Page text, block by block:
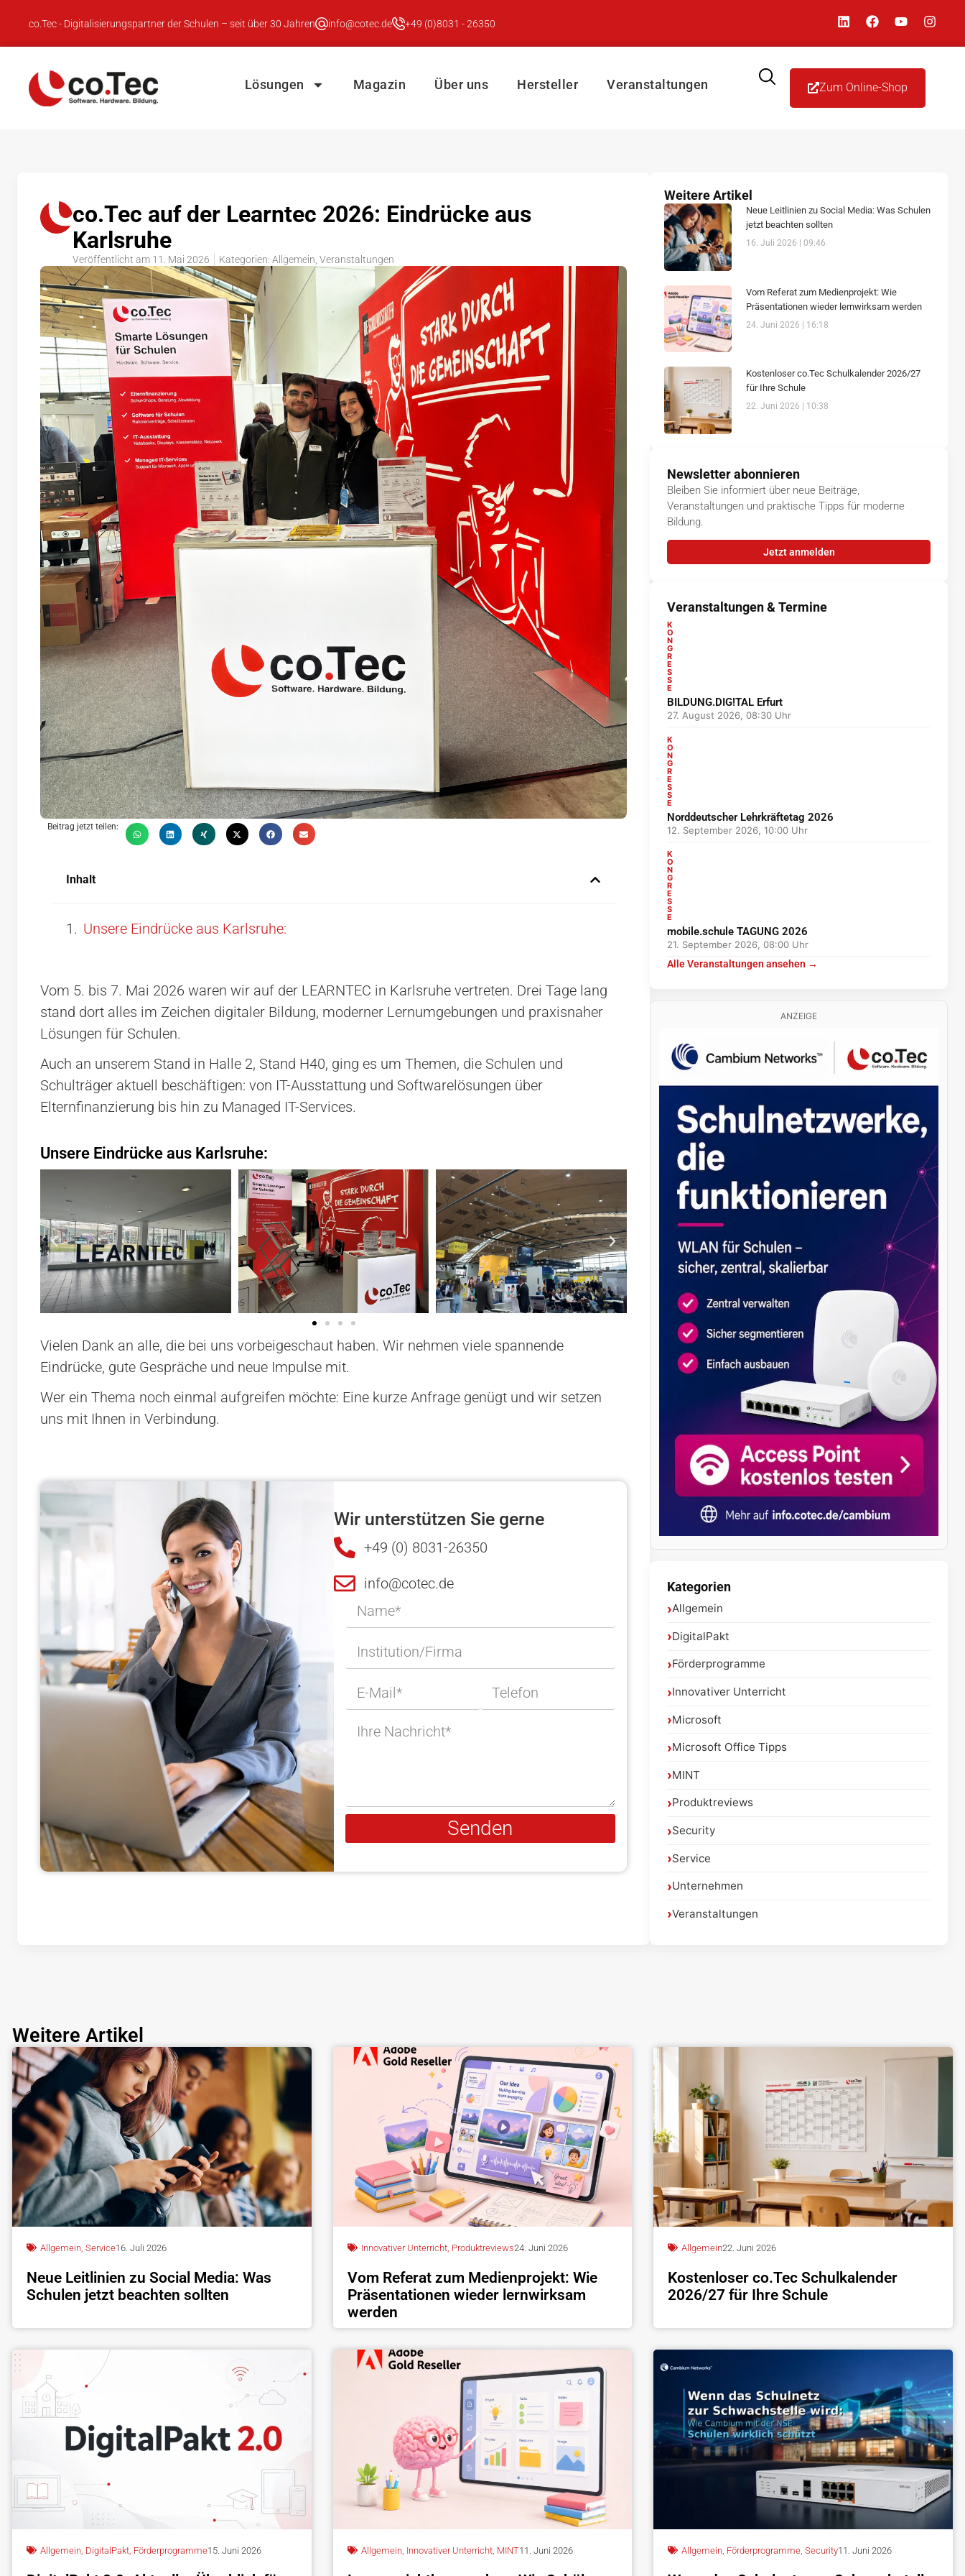
co.Tec - Digitalisierungspartner der Schulen – seit über 30 Jahren info@cotec.de +49 (0)8031 - 26350
Lösungen Magazin Über uns Hersteller Veranstaltungen Zum Online-Shop
co.Tec auf der Learntec 2026: Eindrücke aus
Karlsruhe
Veröffentlicht am 11. Mai 2026 Kategorien: Allgemein ,Veranstaltungen
Beitrag jetzt teilen:
Inhalt
Unsere Eindrücke aus Karlsruhe:
Vom 5. bis 7. Mai 2026 waren wir auf der LEARNTEC in Karlsruhe vertreten. Drei Tage lang
stand dort alles im Zeichen digitaler Bildung, moderner Lernumgebungen und praxisnaher
Lösungen für Schulen.
Auch an unserem Stand in Halle 2, Stand H40, ging es um Themen, die Schulen und
Schulträger aktuell beschäftigen: von IT-Ausstattung und Softwarelösungen über
Elternfinanzierung bis hin zu Managed IT-Services.
Unsere Eindrücke aus Karlsruhe:
Vielen Dank an alle, die bei uns vorbeigeschaut haben. Wir nehmen viele spannende
Eindrücke, gute Gespräche und neue Impulse mit.
Wer ein Thema noch einmal aufgreifen möchte: Eine kurze Anfrage genügt und wir setzen
uns mit Ihnen in Verbindung.
Wir unterstützen Sie gerne
+49 (0) 8031-26350
info@cotec.de
Senden
Weitere Artikel
Neue Leitlinien zu Social Media: Was Schulen
jetzt beachten sollten
16. Juli 2026 09:46
Vom Referat zum Medienprojekt: Wie
Präsentationen wieder lernwirksam werden
24. Juni 2026 16:18
Kostenloser co.Tec Schulkalender 2026/27
für Ihre Schule
22. Juni 2026 10:38
Newsletter abonnieren
Bleiben Sie informiert über neue Beiträge,
Veranstaltungen und praktische Tipps für moderne
Bildung.
Jetzt anmelden
Veranstaltungen & Termine
K
O
N
G
R
E
S
S
E
BILDUNG.DIG!TAL Erfurt
27. August 2026, 08:30 Uhr
K
O
N
G
R
E
S
S
E
Norddeutscher Lehrkräftetag 2026
12. September 2026, 10:00 Uhr
K
O
N
G
R
E
S
S
E
mobile.schule TAGUNG 2026
21. September 2026, 08:00 Uhr
Alle Veranstaltungen ansehen →
ANZEIGE
Kategorien
Allgemein
DigitalPakt
Förderprogramme
Innovativer Unterricht
Microsoft
Microsoft Office Tipps
MINT
Produktreviews
Security
Service
Unternehmen
Veranstaltungen
Weitere Artikel
Allgemein Service16. Juli 2026
Neue Leitlinien zu Social Media: Was
Schulen jetzt beachten sollten
Innovativer Unterricht, Produktreviews24. Juni 2026
Vom Referat zum Medienprojekt: Wie
Präsentationen wieder lernwirksam
werden
Allgemein22. Juni 2026
Kostenloser co.Tec Schulkalender
2026/27 für Ihre Schule
Allgemein DigitalPakt Förderprogramme15. Juni 2026 Allgemein, Innovativer Unterricht, MINT11. Juni 2026 Allgemein Förderprogramme ,Security11. Juni 2026